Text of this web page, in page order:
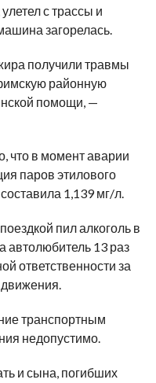
с трассы и
загорелась.
получили травмы
районную
помощи, —
что в момент аварии
паров этилового
1,139 мг/л.
пил алкоголь в
автолюбитель 13 раз
ответственности за
транспортным
недопустимо.
и сына, погибших